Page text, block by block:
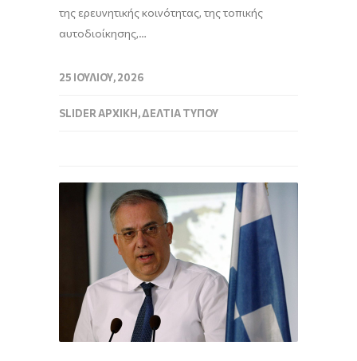
της ερευνητικής κοινότητας, της τοπικής
αυτοδιοίκησης,…
25 ΙΟΥΛΊΟΥ, 2026
SLIDER ΑΡΧΙΚΉ,ΔΕΛΤΊΑ ΤΎΠΟΥ